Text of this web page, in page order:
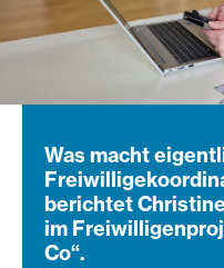
Was macht
berichtet
im
Co“.